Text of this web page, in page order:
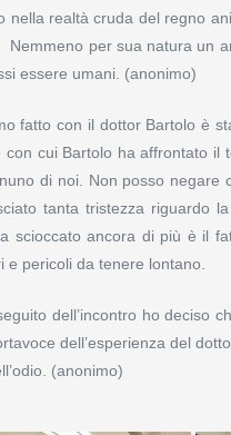
nella realtà cruda del regno
per sua natura un
essere umani. (anonimo)
fatto con il dottor Bartolo è
con cui Bartolo ha affrontato
di noi. Non posso
tanta tristezza riguardo
scioccato ancora di più è il
e pericoli da tenere lontano.
dell’incontro ho deciso
dell’esperienza del
(anonimo)